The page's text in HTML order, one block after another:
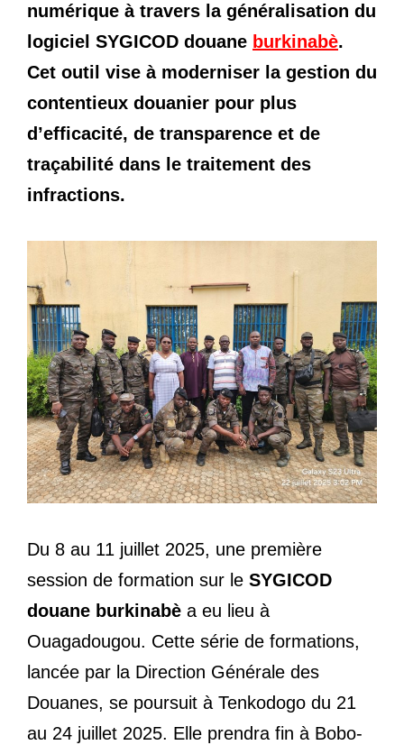
numérique à travers la généralisation du
logiciel SYGICOD douane burkinabè.
Cet outil vise à moderniser la gestion du
contentieux douanier pour plus
d’efficacité, de transparence et de
traçabilité dans le traitement des
infractions.
Du 8 au 11 juillet 2025, une première
session de formation sur le SYGICOD
douane burkinabè a eu lieu à
Ouagadougou. Cette série de formations,
lancée par la Direction Générale des
Douanes, se poursuit à Tenkodogo du 21
au 24 juillet 2025. Elle prendra fin à Bobo-